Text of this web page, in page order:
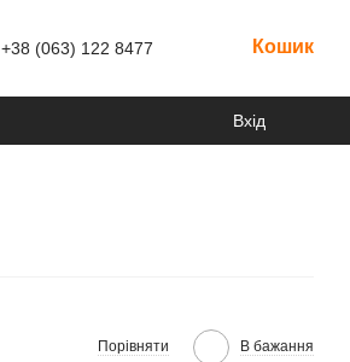
+38 (063) 122 8477 Кошик
Вхід
Порівняти В бажання